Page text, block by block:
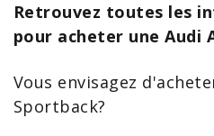
Retrouvez toutes les
pour acheter une Audi
Vous envisagez
Sportback?